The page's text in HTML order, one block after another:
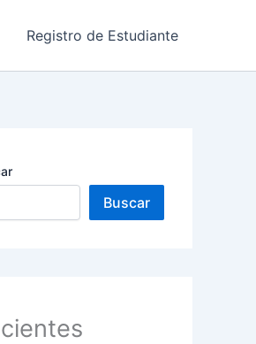
Registro de Estudiante
Buscar